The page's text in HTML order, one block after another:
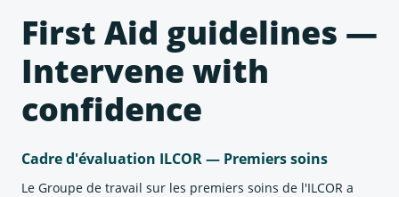
First Aid guidelines —
Intervene with
confidence
Cadre d'évaluation ILCOR — Premiers soins
Le Groupe de travail sur les premiers soins de l'ILCOR a